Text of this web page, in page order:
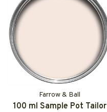
Farrow & Ball
100 ml Sample Pot Tailor